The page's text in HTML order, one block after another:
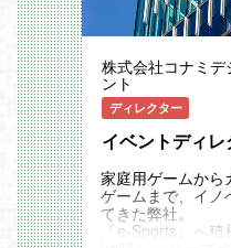
ン、スポーツ施
・クラブオフ制
福利厚生などはた
はサイトをご覧く
募集要項
【必須要件】
■PHP、Python、
の開発 いずれか
■データベース（
ソフトウェア設
の経験12ヵ月
■開発言語に紐づ
日商簿記検定など
・ビジネスマナー
・OJT研修
・クリエイター・
研修
・社長表彰制度
・図書購入制度
・10xEng(オンラ
・eaTech（テー
【社員同士の交流
・部活動補助金
スケ部・軽音部な
がっています。
社員数はグルー
エンジニアをはじ
ター、プランナー
メンバーが所属し
クライアントのプ
イターとエンジニ
くり課題を解決
ジェクトに参画で
のがメリットです
エクストリームは
ハウを共有して常
ので、時代の変
株式会社コナミデ
ント
ディレクター
イベントディ
家庭用ゲームから
ゲームまで、イノ
てきた弊社。
『e-Sports』へ